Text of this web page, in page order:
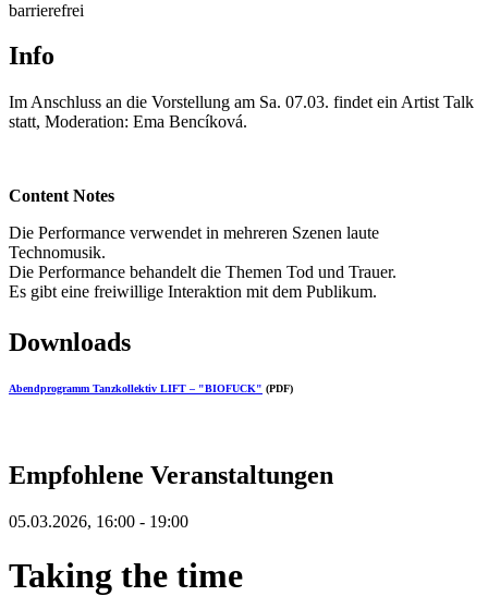
barrierefrei
Info
Im Anschluss an die Vorstellung am Sa. 07.03. findet ein Artist Talk
statt, Moderation: Ema Bencíková.
Content Notes
Die Performance verwendet in mehreren Szenen laute
Technomusik.
Die Performance behandelt die Themen Tod und Trauer.
Es gibt eine freiwillige Interaktion mit dem Publikum.
Downloads
Abendprogramm Tanzkollektiv LIFT – "BIOFUCK" (PDF)
Empfohlene Veranstaltungen
05.03.2026, 16:00 - 19:00
Taking the time